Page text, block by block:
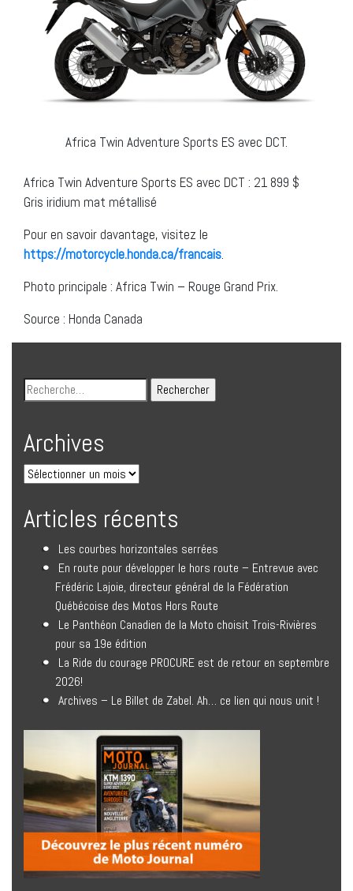
Africa Twin Adventure Sports ES avec DCT.
Africa Twin Adventure Sports ES avec DCT : 21 899 $
Gris iridium mat métallisé
Pour en savoir davantage, visitez le
https://motorcycle.honda.ca/francais.
Photo principale : Africa Twin – Rouge Grand Prix.
Source : Honda Canada
Archives
Articles récents
Les courbes horizontales serrées
En route pour développer le hors route – Entrevue avec
Frédéric Lajoie, directeur général de la Fédération
Québécoise des Motos Hors Route
Le Panthéon Canadien de la Moto choisit Trois-Rivières
pour sa 19e édition
La Ride du courage PROCURE est de retour en septembre
2026!
Archives – Le Billet de Zabel. Ah… ce lien qui nous unit !